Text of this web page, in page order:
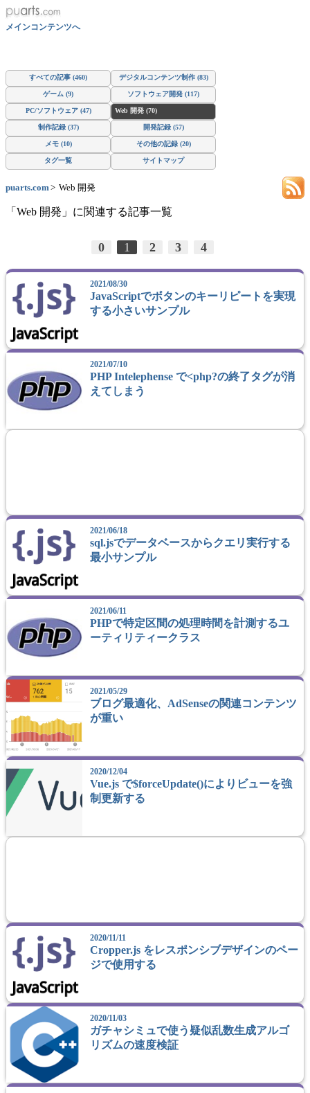
メインコンテンツへ
すべての記事 (460) デジタルコンテンツ制作 (83)
ゲーム (9) ソフトウェア開発 (117)
PC/ソフトウェア (47) Web 開発 (70)
制作記録 (37) 開発記録 (57)
メモ (10) その他の記録 (20)
タグ一覧 サイトマップ
puarts.com Web 開発
「Web 開発」に関連する記事一覧
0 1 2 3 4
2021/08/30
JavaScriptでボタンのキーリピートを実現
する小さいサンプル
2021/07/10
PHP Intelephense で<php?の終了タグが消
えてしまう
2021/06/18
sql.jsでデータベースからクエリ実行する
最小サンプル
2021/06/11
PHPで特定区間の処理時間を計測するユ
ーティリティークラス
2021/05/29
ブログ最適化、AdSenseの関連コンテンツ
が重い
2020/12/04
Vue.js で$forceUpdate()によりビューを強
制更新する
2020/11/11
Cropper.js をレスポンシブデザインのペー
ジで使用する
2020/11/03
ガチャシミュで使う疑似乱数生成アルゴ
リズムの速度検証